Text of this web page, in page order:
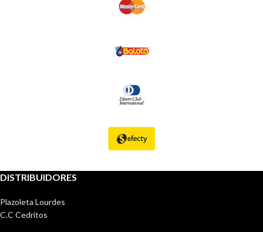
DISTRIBUIDORES
Plazoleta Lourdes
C.C Cedritos